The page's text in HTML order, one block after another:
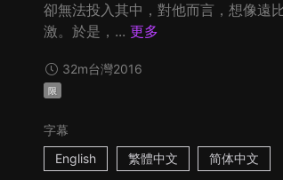
卻無法投入其中，對他而言，想像遠
激。於是，... 更多
32m台灣2016
限
字幕
English
繁體中文 简体中文